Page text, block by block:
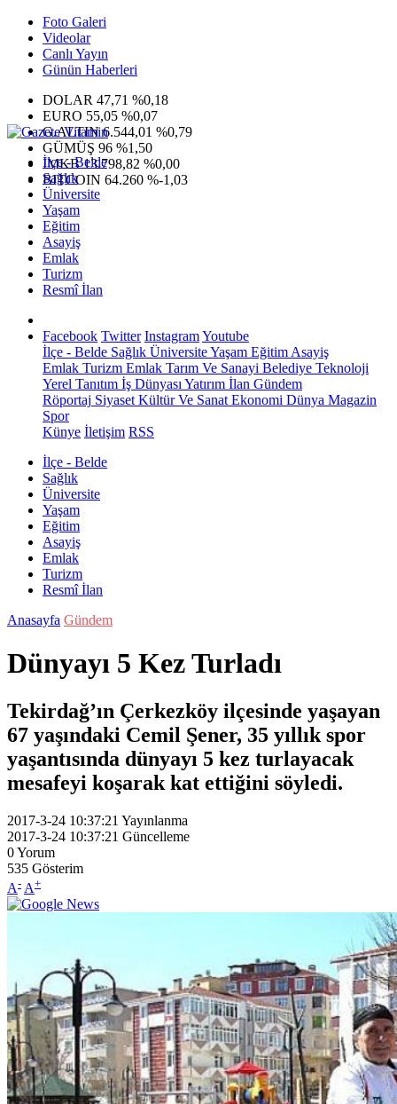
Foto Galeri
Videolar
Canlı Yayın
Günün Haberleri
DOLAR 47,71 %0,18
EURO 55,05 %0,07
G.ALTIN6.544,01 %0,79
GÜMÜŞ 96 %1,50
IMKB13.798,82 %0,00
BITCOIN 64.260 %-1,03
İlçe - Belde
Sağlık
Üniversite
Yaşam
Eğitim
Asayiş
Emlak
Turizm
Resmî İlan
Facebook Twitter InstagramYoutube
İlçe - Belde Sağlık ÜniversiteYaşam Eğitim Asayiş
Emlak Turizm Emlak Tarım Ve Sanayi Belediye Teknoloji
Yerel Tanıtım İş Dünyası Yatırım İlan Gündem
Röportaj Siyaset Kültür Ve Sanat Ekonomi Dünya Magazin
Spor
Künye İletişim RSS
İlçe - Belde
Sağlık
Üniversite
Yaşam
Eğitim
Asayiş
Emlak
Turizm
Resmî İlan
Anasayfa Gündem
Dünyayı 5 Kez Turladı
Tekirdağ’ın Çerkezköy ilçesinde yaşayan
67 yaşındaki Cemil Şener, 35 yıllık spor
yaşantısında dünyayı 5 kez turlayacak
mesafeyi koşarak kat ettiğini söyledi.
2017-3-24 10:37:21 Yayınlanma
2017-3-24 10:37:21 Güncelleme
0Yorum
535 Gösterim
A- A+